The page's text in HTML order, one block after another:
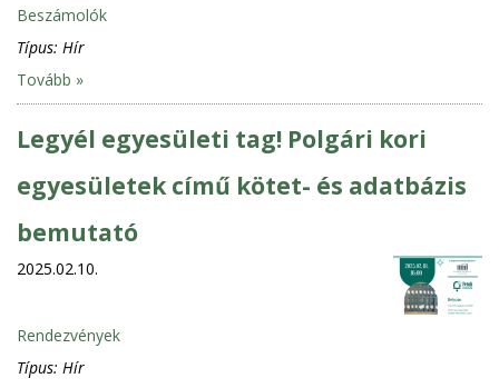
Beszámolók
Típus: Hír
Tovább »
Legyél egyesületi tag! Polgári kori
egyesületek című kötet- és adatbázis
bemutató
2025.02.10.
Rendezvények
Típus: Hír